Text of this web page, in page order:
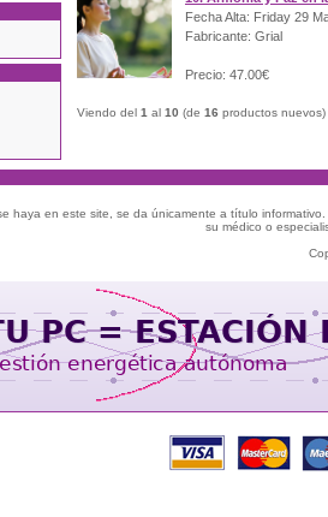
Fecha Alta: Friday 29
Fabricante: Grial
Precio: 47.00€
Viendo del 1 al 10 (de 16 productos nuevos)
haya en este site, se da únicamente a título
su médico o